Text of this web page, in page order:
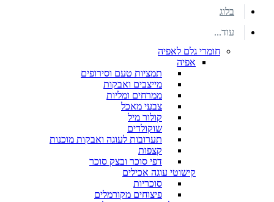
בלוג
עוד...
חומרי גלם לאפיה
אפיה
תמציות טעם וסירופים
מייצבים ואבקות
ממרחים ומליות
צבעי מאכל
קולור מיל
שוקולדים
תערובות לעוגה ואבקות מוכנות
קצפות
דפי סוכר ובצק סוכר
קישוטי עוגה אכילים
סוכריות
פיצוחים מקורמלים